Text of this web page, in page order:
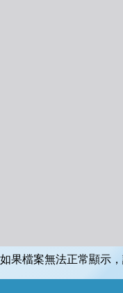
如果檔案無法正常顯示，